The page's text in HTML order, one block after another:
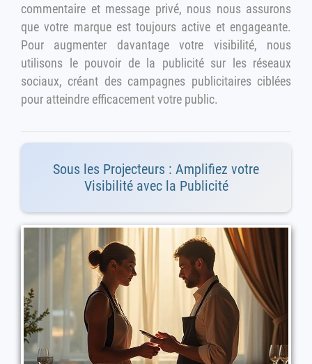
commentaire et message privé, nous nous assurons
que votre marque est toujours active et engageante.
Pour augmenter davantage votre visibilité, nous
utilisons le pouvoir de la publicité sur les réseaux
sociaux, créant des campagnes publicitaires ciblées
pour atteindre efficacement votre public.
Sous les Projecteurs : Amplifiez votre
Visibilité avec la Publicité